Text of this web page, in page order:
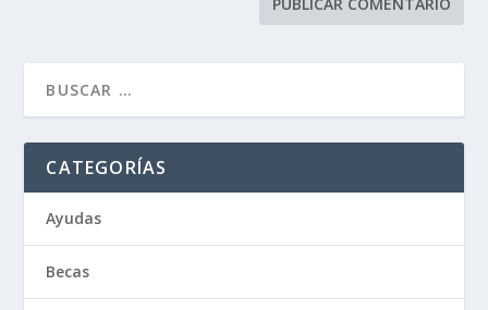
CATEGORÍAS
Ayudas
Becas